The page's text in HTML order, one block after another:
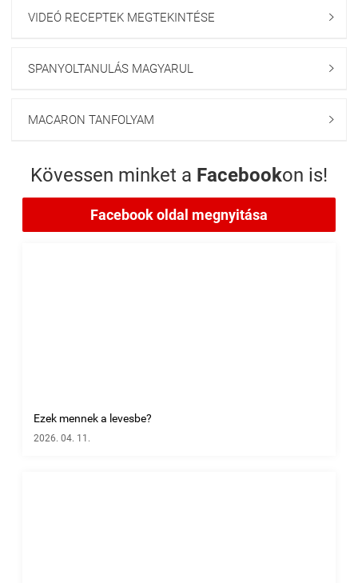
VIDEÓ RECEPTEK MEGTEKINTÉSE 
SPANYOLTANULÁS MAGYARUL 
MACARON TANFOLYAM 
Kövessen minket a Facebookon is!
Facebook oldal megnyitása
Ezek mennek a levesbe?
2026. 04. 11.